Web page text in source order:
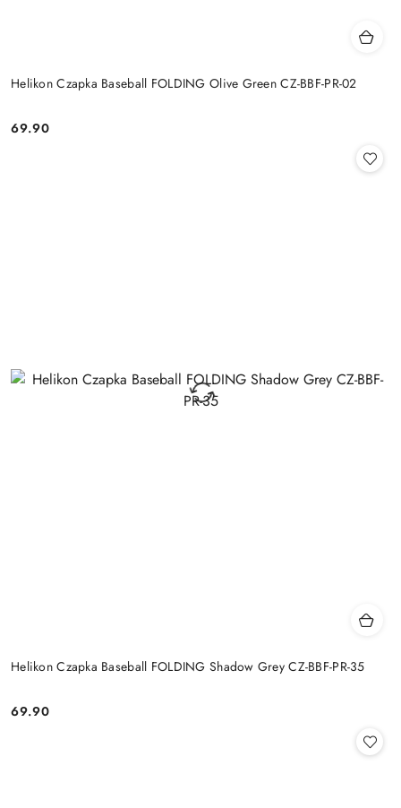
Helikon Czapka Baseball FOLDING Olive Green CZ-BBF-PR-02
Cena:
69.90
Helikon Czapka Baseball FOLDING Shadow Grey CZ-BBF-PR-35
Cena:
69.90